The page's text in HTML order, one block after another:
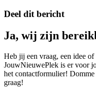
Deel dit bericht
Ja, wij zijn
Heb jij een vraag, een idee
JouwNieuwePlek is er voor
het contactformulier!
graag!